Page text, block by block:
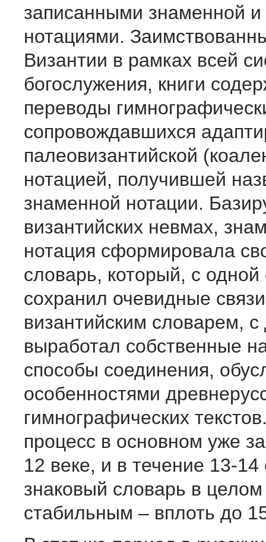
записанными знаменной и
нотациями.
Византии в рамках всей
богослужения, книги
переводы
сопровождавшихся
палеовизантийской
нотацией, получившей
знаменной нотации.
византийских невмах,
нотация сформировала
словарь, который, с
сохранил очевидные
византийским словарем, с
выработал собственные
способы соединения,
особенностями
гимнографических
процесс в основном уже
12 веке, и в течение 13-14
знаковый словарь в целом
стабильным – вплоть до